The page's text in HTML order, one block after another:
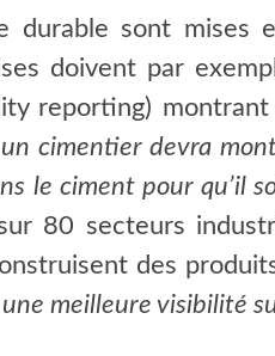
durable sont mises
doivent par
reporting)
un cimentier devra
le ciment pour qu’il
80 secteurs
des
meilleure visibilité